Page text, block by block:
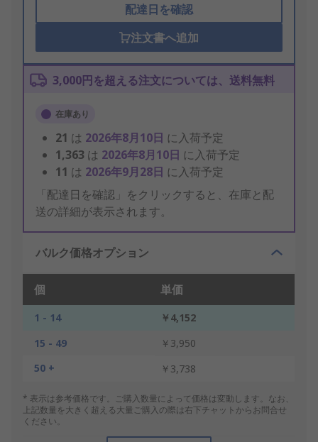
配達日を確認
注文書へ追加
3,000円を超える注文については、送料無料
在庫あり
21 は 2026年8月10日 に入荷予定
1,363 は 2026年8月10日 に入荷予定
11 は 2026年9月28日 に入荷予定
「配達日を確認」をクリックすると、在庫と配
送の詳細が表示されます。
バルク価格オプション
個 単価
1 - 14
￥4,152
15 - 49
￥3,950
50 +
￥3,738
* 表示は参考価格です。ご購入数量によって価格は変動します。なお、
上記数量を大きく超える大量ご購入の際は右下チャットからお問合せ
ください。